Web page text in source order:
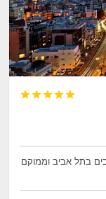





שרתון בתל אביב הינו ברמת מלון 5 כוכבים בתל אביב וממוקם